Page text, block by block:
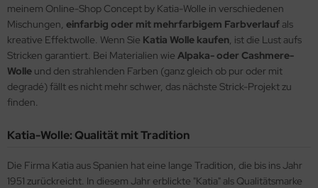
meinem Online-Shop Concept by Katia-Wolle in verschiedenen
Mischungen, einfarbig oder mit mehrfarbigem Farbverlauf als
kreative Effektwolle. Wenn Sie Katia Wolle kaufen, ist die Lust aufs
Stricken garantiert. Bei Materialien wie Alpaka- oder Cashmere-
Wolle und den strahlenden Farben (ganz gleich ob pur oder mit
degradé) fällt es nicht mehr schwer, das nächste Strick-Projekt zu
finden.
Katia-Wolle: Qualität mit Tradition
Die Firma Katia aus Spanien hat eine lange Tradition, die bis ins Jahr
1951 zurückreicht. In diesem Jahr erblickte "Katia" als Qualitätsmarke